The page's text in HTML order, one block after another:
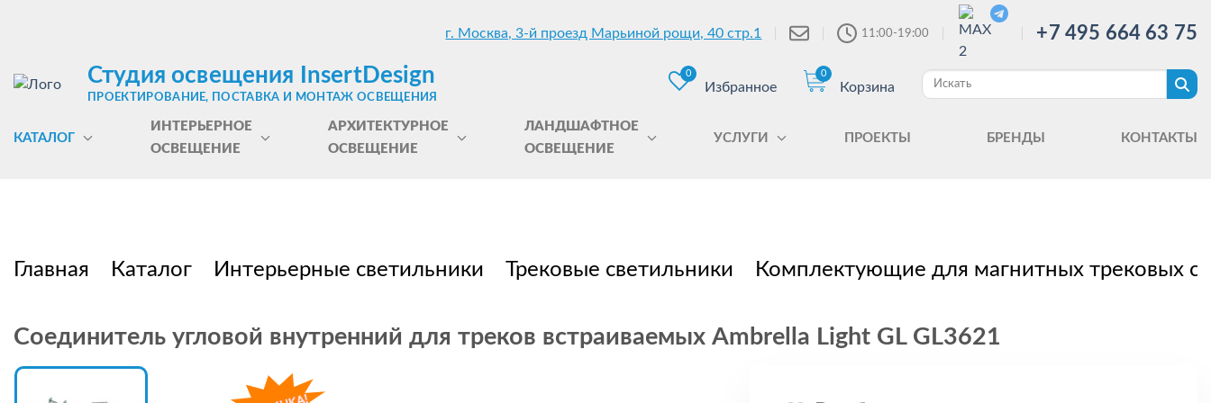
г. Москва, 3-й проезд Марьиной рощи, 40 стр.1 11:00-19:00 +7 495 664 63 75
Студия освещения InsertDesign
ПРОЕКТИРОВАНИЕ, ПОСТАВКА И МОНТАЖ ОСВЕЩЕНИЯ
0
Избранное
0
Корзина
КАТАЛОГ
ИНТЕРЬЕРНОЕ
ОСВЕЩЕНИЕ
АРХИТЕКТУРНОЕ
ОСВЕЩЕНИЕ
ЛАНДШАФТНОЕ
ОСВЕЩЕНИЕ
УСЛУГИ ПРОЕКТЫ БРЕНДЫ КОНТАКТЫ
Главная Каталог Интерьерные светильники Трековые светильники Комплектующие для магнитных трековых
Соединитель угловой внутренний для треков встраиваемых Ambrella Light GL GL3621